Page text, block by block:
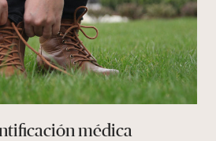
médica